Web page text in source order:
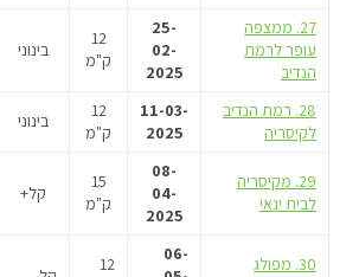
27. ממצפה
עופר לרמת
הנדיב
25-
02-
2025
12
ק"מ
בינוני
28. רמת הנדיב
לקיסריה
11-03-
2025
12
ק"מ
בינוני
29. מקיסריה
לבית ינאי
08-
04-
2025
15
ק"מ
קל+
30. מפולג
06-
12